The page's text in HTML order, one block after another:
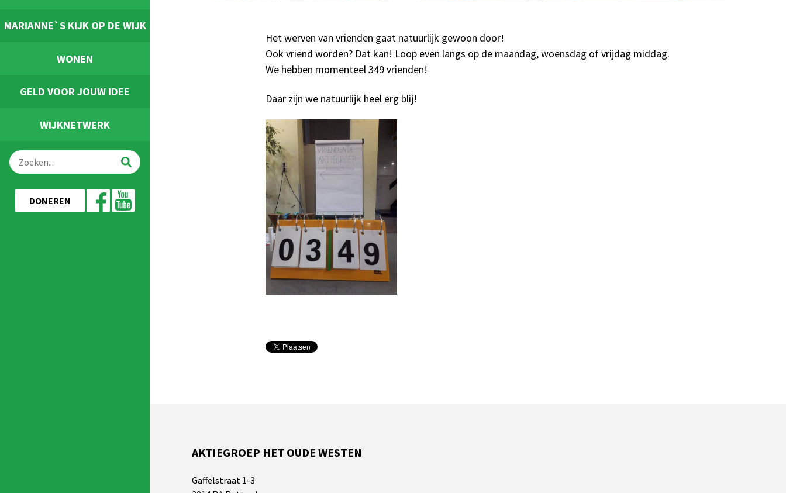
MARIANNE`S KIJK OP DE WIJK
WONEN
GELD VOOR JOUW IDEE
WIJKNETWERK
DONEREN
Het werven van vrienden gaat natuurlijk gewoon door!
Ook vriend worden? Dat kan! Loop even langs op de maandag, woensdag of vrijdag middag.
We hebben momenteel 349 vrienden!
Daar zijn we natuurlijk heel erg blij!
AKTIEGROEP HET OUDE WESTEN
Gaffelstraat 1-3